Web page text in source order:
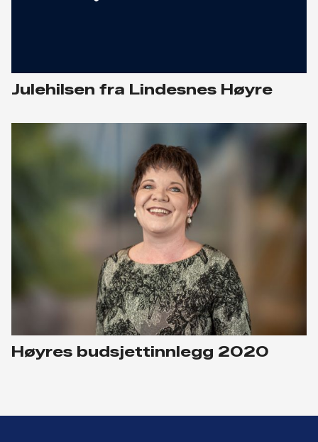
Julehilsen fra Lindesnes Høyre
Høyres budsjettinnlegg 2020